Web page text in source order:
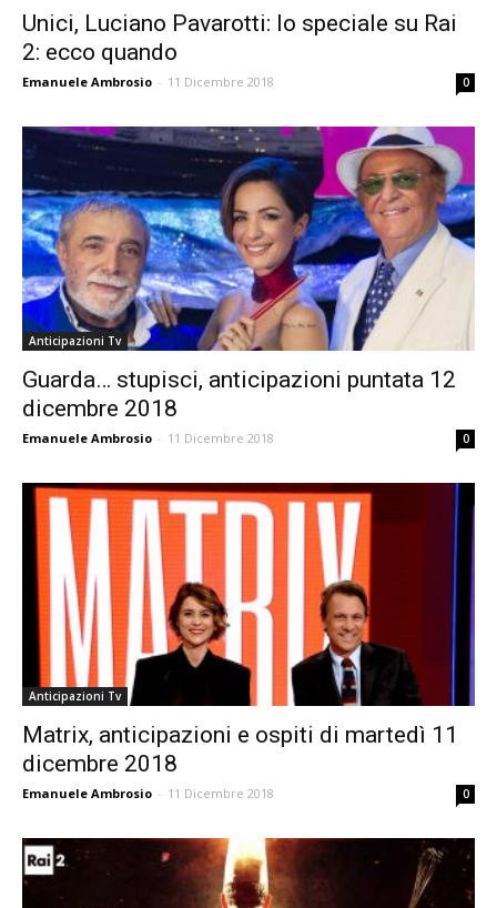
Unici, Luciano Pavarotti: lo speciale su Rai
2: ecco quando
Emanuele Ambrosio - 11 Dicembre 2018 0
Anticipazioni Tv
Guarda… stupisci, anticipazioni puntata 12
dicembre 2018
Emanuele Ambrosio - 11 Dicembre 2018 0
Anticipazioni Tv
Matrix, anticipazioni e ospiti di martedì 11
dicembre 2018
Emanuele Ambrosio - 11 Dicembre 2018 0